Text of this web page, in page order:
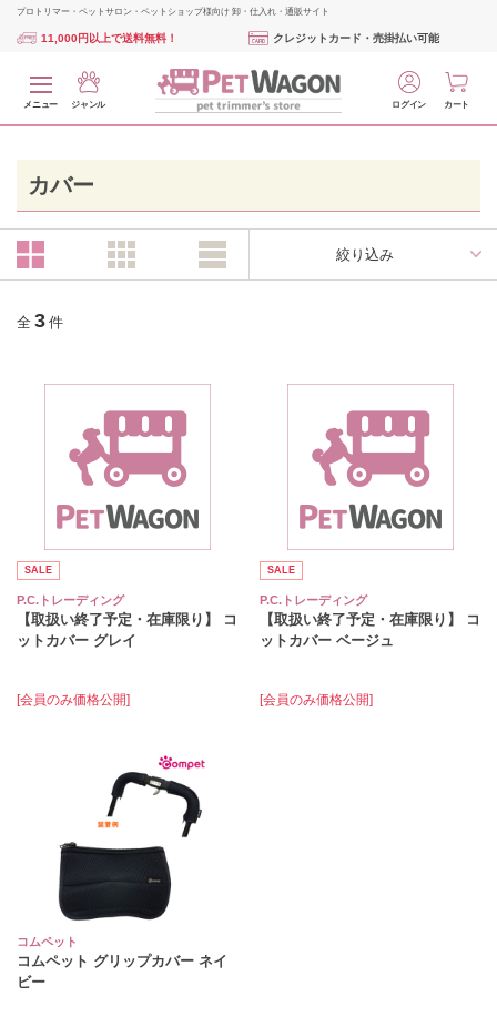
プロトリマー・ペットサロン・ペットショップ様向け 卸・仕入れ・通販サイト
11,000円以上で送料無料！ クレジットカード・売掛払い可能
メニュー ジャンル ログイン カート
カバー
絞り込み
全 3 件
SALE
P.C.トレーディング
【取扱い終了予定・在庫限り】 コ
ットカバー グレイ
[会員のみ価格公開]
SALE
P.C.トレーディング
【取扱い終了予定・在庫限り】 コ
ットカバー ベージュ
[会員のみ価格公開]
コムペット
コムペット グリップカバー ネイ
ビー